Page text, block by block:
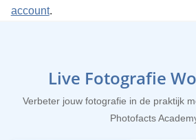
account.
Live Fotografie
Verbeter jouw fotografie in de praktijk
Photofacts